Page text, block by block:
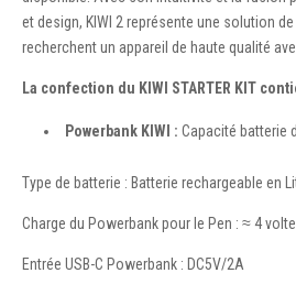
et design, KIWI 2 représente une solution
recherchent un appareil de haute qualité
La confection du KIWI STARTER KIT
Powerbank KIWI :Capacité batterie
Type de batterie : Batterie rechargeable en
Charge du Powerbank pour le Pen : ≈ 4
Entrée USB-C Powerbank : DC5V/2A